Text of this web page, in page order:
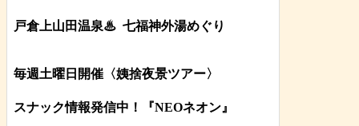
戸倉上山田温泉♨ 七福神外湯めぐり
毎週土曜日開催〈姨捨夜景ツアー〉
スナック情報発信中！『NEOネオン』